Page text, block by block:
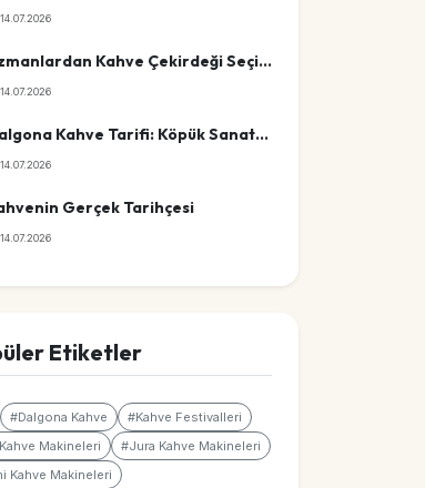
14.07.2026
Uzmanlardan Kahve Çekirdeği Seçimi
14.07.2026
Dalgona Kahve Tarifi: Köpük Sanatında Ustalık
14.07.2026
Gerçek Tarihçesi
14.07.2026
Etiketler
#Dalgona Kahve
#Kahve Festivalleri
Makineleri
#Jura Kahve Makineleri
Kahve Makineleri